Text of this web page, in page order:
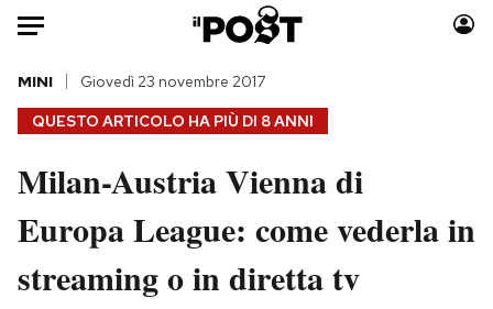
Auto
HOME
Italia
Politica
Tecnologia
Moda
Consumismi
Storie/Idee
QUESTO ARTICOLO HA PIÙ DI 8 ANNI
MINI Giovedì 23 novembre 2017
Milan-Austria Vienna di
Europa League: come vederla in
streaming o in diretta tv